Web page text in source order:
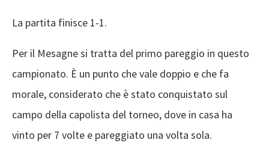
La partita finisce 1-1.
Per il Mesagne si tratta del primo pareggio in questo
campionato. È un punto che vale doppio e che fa
morale, considerato che è stato conquistato sul
campo della capolista del torneo, dove in casa ha
vinto per 7 volte e pareggiato una volta sola.